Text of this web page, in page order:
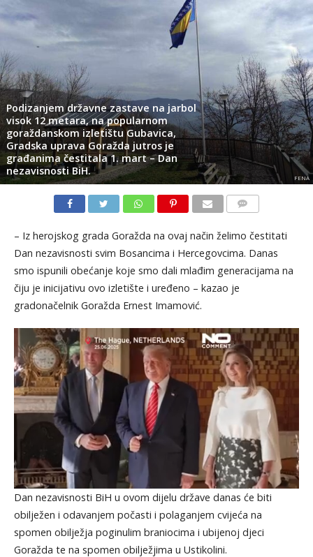
Podizanjem državne zastave na jarbol
visok 12 metara, na popularnom
goraždanskom izletištu Gubavica,
Gradska uprava Goražda jutros je
građanima čestitala 1. mart – Dan
nezavisnosti BiH.
FENA
– Iz herojskog grada Goražda na ovaj način želimo čestitati
Dan nezavisnosti svim Bosancima i Hercegovcima. Danas
smo ispunili obećanje koje smo dali mlađim generacijama na
čiju je inicijativu ovo izletište i uređeno – kazao je
gradonačelnik Goražda Ernest Imamović.
Dan nezavisnosti BiH u ovom dijelu države danas će biti
obilježen i odavanjem počasti i polaganjem cvijeća na
spomen obilježja poginulim braniocima i ubijenoj djeci
Goražda te na spomen obilježjima u Ustikolini.